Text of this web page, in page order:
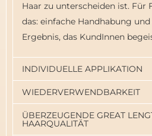
Haar zu unterscheiden ist. Für
das: einfache Handhabung
Ergebnis, das KundInnen
INDIVIDUELLE APPLIKATION
WIEDERVERWENDBARKEIT
ÜBERZEUGENDE GREAT
HAARQUALITÄT